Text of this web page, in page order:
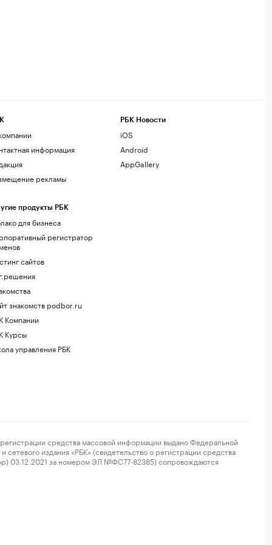
информация
рекламы
продукты РБК
для бизнеса
регистратор
сайтов
знакомств podbor.ru
Компании
Курсы
управления РБК
РБК Новости
iOS
Android
AppGallery
средства массовой информации выдано Федеральной
издания «РБК» (свидетельство о регистрации средства
03.12.2021 за номером ЭЛ №ФС77-82385) сопровождаются